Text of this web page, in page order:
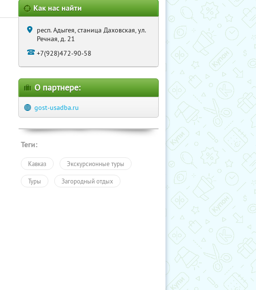
Как нас найти
респ. Адыгея, станица Даховская, ул.
Речная, д. 21
+7(928)472-90-58
О партнере:
gost-usadba.ru
Теги:
Кавказ Экскурсионные туры
Туры Загородный отдых